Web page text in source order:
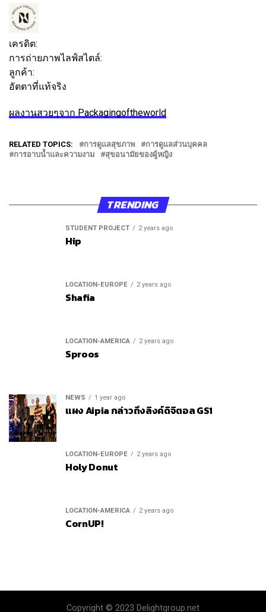
เครดิต:
การถ่ายภาพไลฟ์สไตล์:
ลูกค้า:
อัตตาที่แท้จริง
ผลงานสวยๆจาก Packagingoftheworld
RELATED TOPICS: การดูแลสุขภาพ
การดูแลส่วนบุคคล
การอาบน้ำและความงาม
สุขอนามัยของผู้หญิง
TRENDING
STUDENT PROJECT 2 years ago
Hip
LOCATION-EUROPE 2 years ago
Shafia
LOCATION-AMERICA 2 years ago
Sproos
NEWS 1 year ago
แผง Aipia กล่าวถึงลิงค์ดิจิตอล GS1
LOCATION-EUROPE 2 years ago
Holy Donut
LOCATION-AMERICA 2 years ago
CornUP!
Copyright © 2023 Delightgroup.net